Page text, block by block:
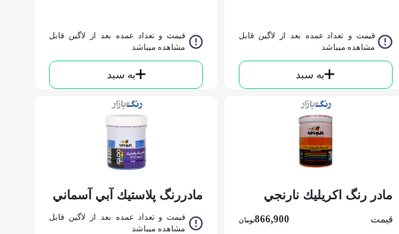
قیمت و تعداد عمده بعد از لاگین قابل
مشاهده میباشد
به سبد
قیمت و تعداد عمده بعد از لاگین قابل
مشاهده میباشد
به سبد
مادر رنگ اكريليك نارنجي
قیمت 866,900تومان
مادررنگ پلاستيك آبي آسماني
P.V.A الوان کد 867 گالنقیمت و تعداد عمده بعد از لاگین قابل
مشاهده میباشد